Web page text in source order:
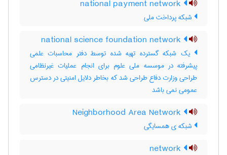
شبکه پرداخت ملی
یک شبکه گسترده تهیه شده توسط دفتر محاسبات علمی
پیشرفته در موسسه ملی علوم برای انجام عملیات غیرنظامی
طراحی وزارت دفاع طراحی شد که بخاطر دلایل امنیتی در دسترس
عمومی نمی باشد
شبکه‌ ی همسایگی